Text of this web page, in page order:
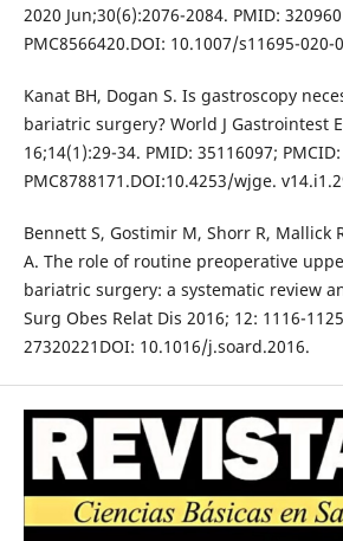
2020 Jun;30(6):2076-2084. PMID:
PMC8566420.DOI: 10.1007/s11695-020-
Kanat BH, Dogan S. Is gastroscopy
bariatric surgery? World J Gastrointest
16;14(1):29-34. PMID: 35116097; PMCID:
PMC8788171.DOI:10.4253/wjge.
Bennett S, Gostimir M, Shorr R, Mallick
A. The role of routine preoperative
bariatric surgery: a systematic review
Surg Obes Relat Dis 2016; 12: 1116-
27320221DOI: 10.1016/j.soard.2016.